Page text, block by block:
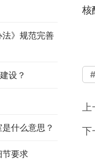
核
下
法》规范完善
设？
什么意思？
节要求